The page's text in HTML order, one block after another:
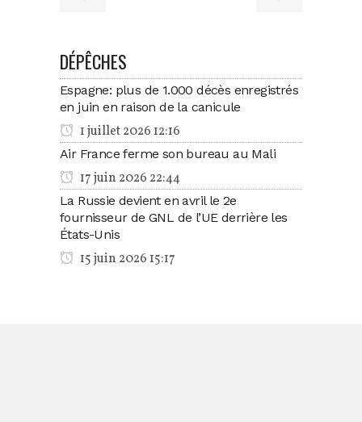
DÉPÊCHES
Espagne: plus de 1.000 décès enregistrés
en juin en raison de la canicule
1 juillet 2026 12:16
Air France ferme son bureau au Mali
17 juin 2026 22:44
La Russie devient en avril le 2e
fournisseur de GNL de l’UE derrière les
États-Unis
15 juin 2026 15:17